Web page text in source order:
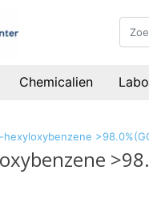
Chemicalien
hexyloxybenzene